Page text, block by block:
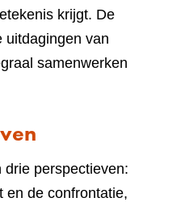
krijgt. De
uitdagingen van
samenwerken
drie perspectieven:
en de confrontatie,